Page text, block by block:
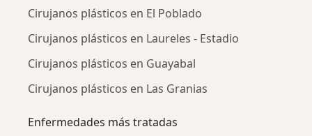
Cirujanos plásticos en El Poblado
Cirujanos plásticos en Laureles - Estadio
Cirujanos plásticos en Guayabal
Cirujanos plásticos en Las Granias
Enfermedades más tratadas